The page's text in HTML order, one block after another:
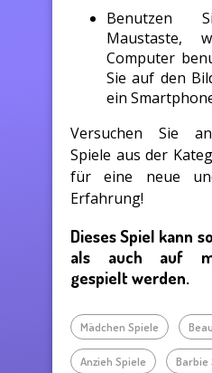
Benutzen
Maustaste,
Computer
Sie auf den
ein
Versuchen Sie
Spiele aus der
für eine neue
Erfahrung!
Dieses Spiel kann
als auch auf
gespielt werden.
Mädchen Spiele
Anzieh Spiele Barbie